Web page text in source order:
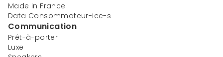
Made in France
Data Consommateur-ice-s
Communication
Prêt-à-porter
Luxe